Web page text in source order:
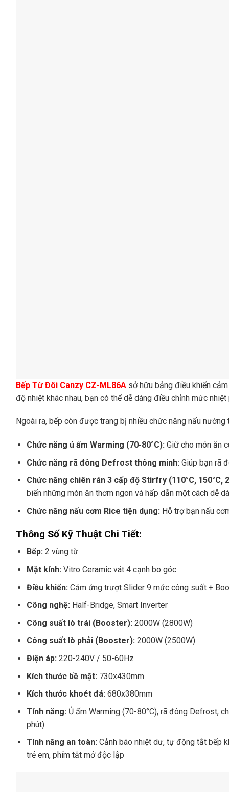
Bếp Từ Đôi Canzy CZ-ML86A sở hữu bảng điều khiển
độ nhiệt khác nhau, bạn có thể dễ dàng điều chỉnh mức
Ngoài ra, bếp còn được trang bị nhiều chức năng nấu nướng
Chức năng ủ ấm Warming (70-80°C): Giữ cho món ăn
Chức năng rã đông Defrost thông minh: Giúp bạn rã
Chức năng chiên rán 3 cấp độ Stirfry (110°C, 150°C,
biến những món ăn thơm ngon và hấp dẫn một cách dễ
Chức năng nấu cơm Rice tiện dụng: Hỗ trợ bạn nấu
Thông Số Kỹ Thuật Chi Tiết:
Bếp: 2 vùng từ
Mặt kính: Vitro Ceramic vát 4 cạnh bo góc
Điều khiển: Cảm ứng trượt Slider 9 mức công suất +
Công nghệ: Half-Bridge, Smart Inverter
Công suất lò trái (Booster): 2000W (2800W)
Công suất lò phải (Booster): 2000W (2500W)
Điện áp: 220-240V / 50-60Hz
Kích thước bề mặt: 730x430mm
Kích thước khoét đá: 680x380mm
Tính năng: Ủ ấm Warming (70-80°C), rã đông Defrost,
phút)
Tính năng an toàn: Cảnh báo nhiệt dư, tự động tắt bếp
trẻ em, phím tắt mở độc lập